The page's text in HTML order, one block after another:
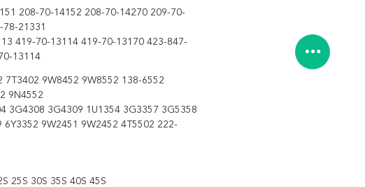
208-70-14152 208-70-14270 209-70-
21331
419-70-13114 419-70-13170 423-847-
13114
7T3402 9W8452 9W8552 138-6552
9N4552
3G4308 3G4309 1U1354 3G3357 3G5358
6Y3352 9W2451 9W2452 4T5502 222-
25S 30S 35S 40S 45S